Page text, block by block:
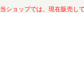
当ショップでは、現在販売し